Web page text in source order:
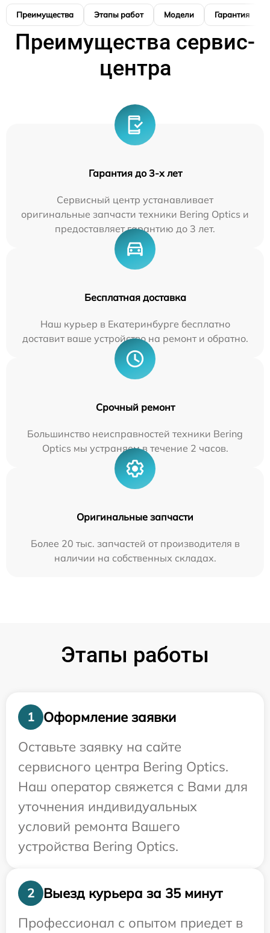
Преимущества Этапы работ Модели Гарантия
Преимущества сервис-
центра
Гарантия до 3-х лет
Сервисный центр устанавливает
оригинальные запчасти техники Bering Optics и
предоставляет гарантию до 3 лет.
Бесплатная доставка
Наш курьер в Екатеринбурге бесплатно
доставит ваше устройство на ремонт и обратно.
Срочный ремонт
Большинство неисправностей техники Bering
Optics мы устраняем в течение 2 часов.
Оригинальные запчасти
Более 20 тыс. запчастей от производителя в
наличии на собственных складах.
Этапы работы
1
Оформление заявки
Оставьте заявку на сайте
сервисного центра Bering Optics.
Наш оператор свяжется с Вами для
уточнения индивидуальных
условий ремонта Вашего
устройства Bering Optics.
2
Выезд курьера за 35 минут
Профессионал с опытом приедет в